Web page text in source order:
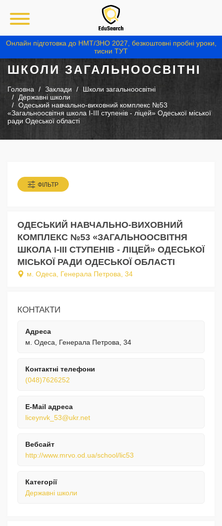
Онлайн підготовка до НМТ/ЗНО 2027, безкоштовні пробні уроки,
тисни ТУТ
ШКОЛИ ЗАГАЛЬНООСВІТНІ
Головна Заклади
Школи загальноосвітні
Державні школи
Одеський навчально-виховний комплекс №53
«Загальноосвітня школа І-ІІІ ступенів - ліцей» Одеської міської
ради Одеської області
ФІЛЬТР
ОДЕСЬКИЙ НАВЧАЛЬНО-ВИХОВНИЙ
КОМПЛЕКС №53 «ЗАГАЛЬНООСВІТНЯ
ШКОЛА І-ІІІ СТУПЕНІВ - ЛІЦЕЙ» ОДЕСЬКОЇ
МІСЬКОЇ РАДИ ОДЕСЬКОЇ ОБЛАСТІ
м. Одеса, Генерала Петрова, 34
КОНТАКТИ
Адреса
м. Одеса, Генерала Петрова, 34
Контактні телефони
(048)7626252
E-Mail адреса
liceynvk_53@ukr.net
Вебсайт
http://www.mrvo.od.ua/school/lic53
Категорії
Державні школи